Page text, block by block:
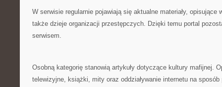
W serwisie regularnie pojawiają się aktualne materiały, opisujące
także dzieje organizacji przestępczych. Dzięki temu portal
serwisem.
Osobną kategorię stanowią artykuły dotyczące kultury mafijnej.
telewizyjne, książki, mity oraz oddziaływanie internetu na